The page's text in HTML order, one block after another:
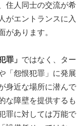
住人同士の交流が希
がエントランスに入
があります。
罪」 ではなく、ター
「怨恨犯罪」に発展
身近な場所に潜んで
な障壁を提供するも
罪に対しては万能で